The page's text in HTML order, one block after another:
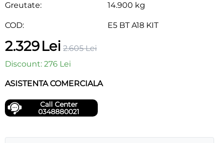
Greutate:
14.900 kg
COD: E5 BT A18 KIT
2.329Lei 2.605 Lei
Discount: 276 Lei
ASISTENTA COMERCIALA
Call Center
0348880021